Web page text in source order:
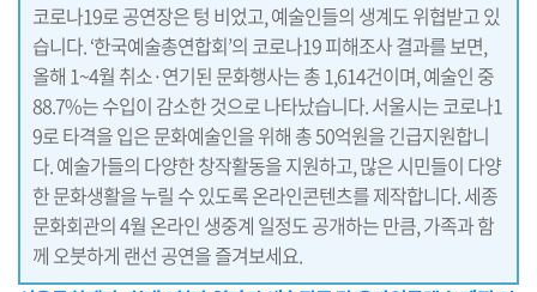
코로나19로 공연장은 텅 비었고, 예술인들의 생계도 위협받고 있
습니다. ‘한국예술총연합회’의 코로나19 피해조사 결과를 보면,
올해 1~4월 취소·연기된 문화행사는 총 1,614건이며, 예술인 중
88.7%는 수입이 감소한 것으로 나타났습니다. 서울시는 코로나1
9로 타격을 입은 문화예술인을 위해 총 50억원을 긴급지원합니
다. 예술가들의 다양한 창작활동을 지원하고, 많은 시민들이 다양
한 문화생활을 누릴 수 있도록 온라인콘텐츠를 제작합니다. 세종
문화회관의 4월 온라인 생중계 일정도 공개하는 만큼, 가족과 함
께 오붓하게 랜선 공연을 즐겨보세요.